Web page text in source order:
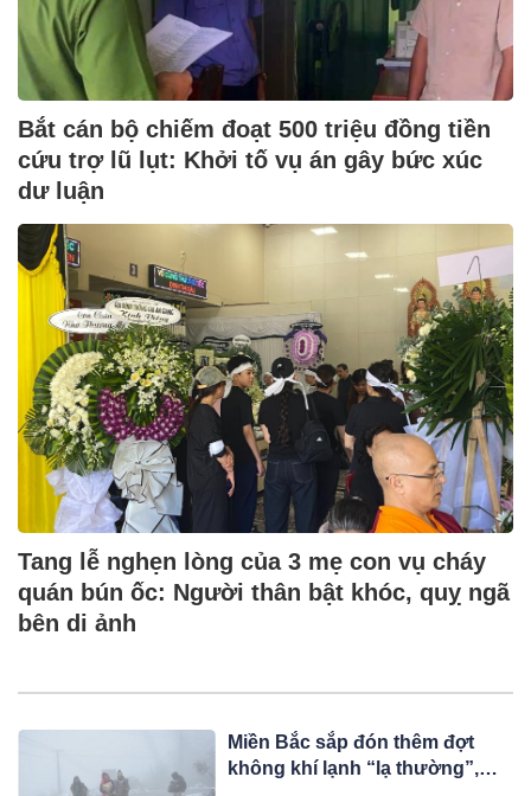
Bắt cán bộ chiếm đoạt 500 triệu đồng tiền
cứu trợ lũ lụt: Khởi tố vụ án gây bức xúc
dư luận
Tang lễ nghẹn lòng của 3 mẹ con vụ cháy
quán bún ốc: Người thân bật khóc, quỵ ngã
bên di ảnh
Miền Bắc sắp đón thêm đợt
không khí lạnh “lạ thường”,